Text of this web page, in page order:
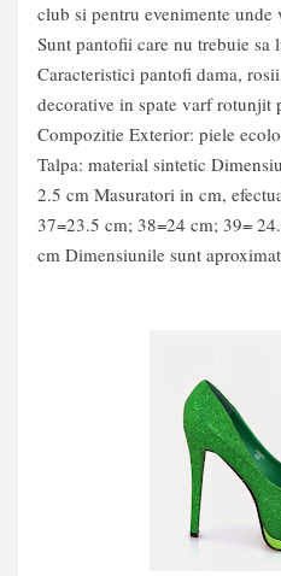
club si pentru evenimente unde
Sunt pantofii care nu trebuie sa
Caracteristici pantofi dama,
decorative in spate varf rotunjit
Compozitie Exterior: piele
Talpa: material sintetic
2.5 cm Masuratori in cm,
37=23.5 cm; 38=24 cm; 39=
cm Dimensiunile sunt